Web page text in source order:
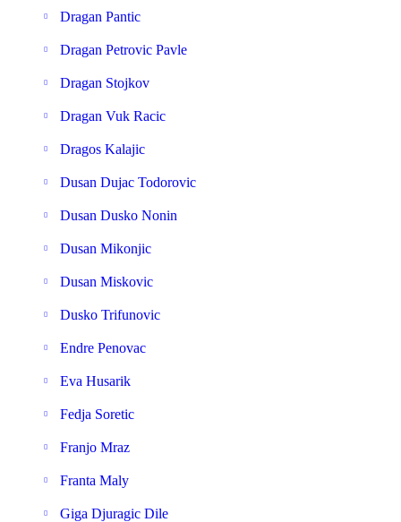
Dragan Pantic
Dragan Petrovic Pavle
Dragan Stojkov
Dragan Vuk Racic
Dragos Kalajic
Dusan Dujac Todorovic
Dusan Dusko Nonin
Dusan Mikonjic
Dusan Miskovic
Dusko Trifunovic
Endre Penovac
Eva Husarik
Fedja Soretic
Franjo Mraz
Franta Maly
Giga Djuragic Dile